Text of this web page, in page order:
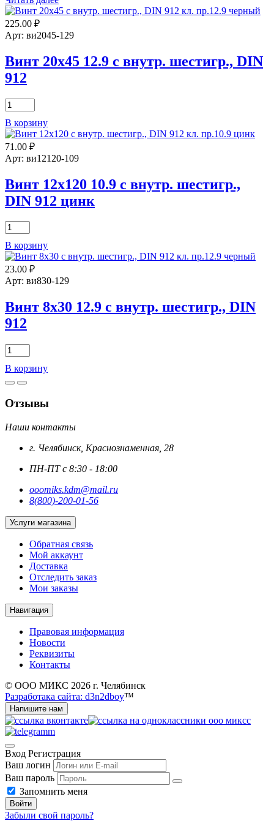
225.00 ₽
Арт: ви2045-129
Винт 20х45 12.9 с внутр. шестигр., DIN
912
Количество
товара
Винт
20х45
12.9
с
шестигр.,
DIN
912
В корзину
71.00 ₽
Арт: ви12120-109
Винт 12х120 10.9 с внутр. шестигр.,
DIN 912 цинк
Количество
товара
Винт
12х120
10.9
с
шестигр.,
DIN
912
В корзину
23.00 ₽
Арт: ви830-129
Винт 8х30 12.9 с внутр. шестигр., DIN
912
Количество
товара
Винт
8х30
с
шестигр.,
В корзину
Отзывы
Наши контакты
г. Челябинск, Краснознаменная, 28
ПН-ПТ с 8:30 - 18:00
ooomiks.kdm@mail.ru
8(800)-200-01-56
Услуги магазина
Обратная связь
Мой аккаунт
Доставка
Отследить заказ
Мои заказы
Навигация
Правовая информация
Новости
Реквизиты
Контакты
© ООО МИКС 2026 г. Челябинск
Разработака сайта: d3n2dboy™
Напишите нам
Вход Регистрация
Ваш логин
Ваш пароль
Запомнить меня
Войти
Забыли свой пароль?